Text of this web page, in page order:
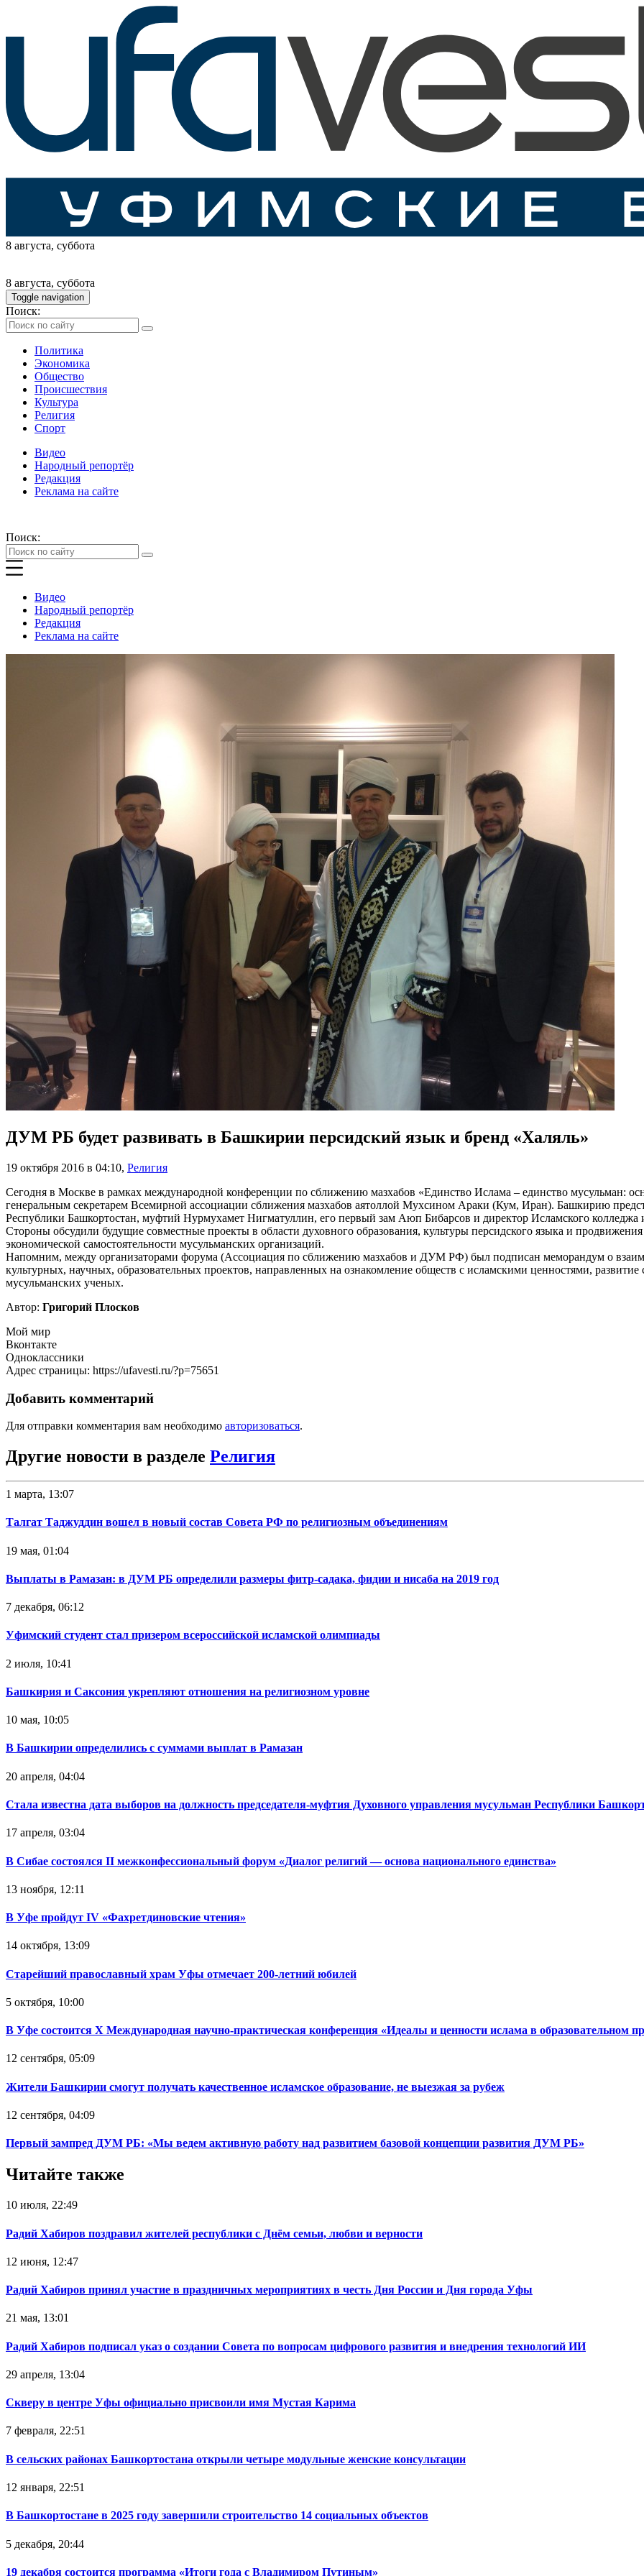
8 августа, суббота
8 августа, суббота
Toggle navigation
Поиск:
Политика
Экономика
Общество
Происшествия
Культура
Религия
Спорт
Видео
Народный репортёр
Редакция
Реклама на сайте
Поиск:
Видео
Народный репортёр
Редакция
Реклама на сайте
ДУМ РБ будет развивать в Башкирии персидский язык и бренд «Халяль»
19 октября 2016 в 04:10, Религия
Сегодня в Москве в рамках международной конференции по сближению мазхабов «Единство Ислама – единство мусульман:
генеральным секретарем Всемирной ассоциации сближения мазхабов аятоллой Мухсином Араки (Кум, Иран). Башкирию
Республики Башкортостан, муфтий Нурмухамет Нигматуллин, его первый зам Аюп Бибарсов и директор Исламского
Стороны обсудили будущие совместные проекты в области духовного образования, культуры персидского языка и
экономической самостоятельности мусульманских организаций.
Напомним, между организаторами форума (Ассоциация по сближению мазхабов и ДУМ РФ) был подписан меморандум о
культурных, научных, образовательных проектов, направленных на ознакомление обществ с исламскими ценностями,
мусульманских ученых.
Автор: Григорий Плосков
Мой мир
Вконтакте
Одноклассники
Адрес страницы: https://ufavesti.ru/?p=75651
Добавить комментарий
Для отправки комментария вам необходимо авторизоваться.
Другие новости в разделе Религия
1 марта, 13:07
Талгат Таджуддин вошел в новый состав Совета РФ по религиозным объединениям
19 мая, 01:04
Выплаты в Рамазан: в ДУМ РБ определили размеры фитр-садака, фидии и нисаба на 2019 год
7 декабря, 06:12
Уфимский студент стал призером всероссийской исламской олимпиады
2 июля, 10:41
Башкирия и Саксония укрепляют отношения на религиозном уровне
10 мая, 10:05
В Башкирии определились с суммами выплат в Рамазан
20 апреля, 04:04
Стала известна дата выборов на должность председателя-муфтия Духовного управления мусульман Республики
17 апреля, 03:04
В Сибае состоялся II межконфессиональный форум «Диалог религий — основа национального единства»
13 ноября, 12:11
В Уфе пройдут IV «Фахретдиновские чтения»
14 октября, 13:09
Старейший православный храм Уфы отмечает 200-летний юбилей
5 октября, 10:00
В Уфе состоится Х Международная научно-практическая конференция «Идеалы и ценности ислама в образовательном
12 сентября, 05:09
Жители Башкирии смогут получать качественное исламское образование, не выезжая за рубеж
12 сентября, 04:09
Первый зампред ДУМ РБ: «Мы ведем активную работу над развитием базовой концепции развития ДУМ РБ»
Читайте также
10 июля, 22:49
Радий Хабиров поздравил жителей республики с Днём семьи, любви и верности
12 июня, 12:47
Радий Хабиров принял участие в праздничных мероприятиях в честь Дня России и Дня города Уфы
21 мая, 13:01
Радий Хабиров подписал указ о создании Совета по вопросам цифрового развития и внедрения технологий ИИ
29 апреля, 13:04
Скверу в центре Уфы официально присвоили имя Мустая Карима
7 февраля, 22:51
В сельских районах Башкортостана открыли четыре модульные женские консультации
12 января, 22:51
В Башкортостане в 2025 году завершили строительство 14 социальных объектов
5 декабря, 20:44
19 декабря состоится программа «Итоги года с Владимиром Путиным»